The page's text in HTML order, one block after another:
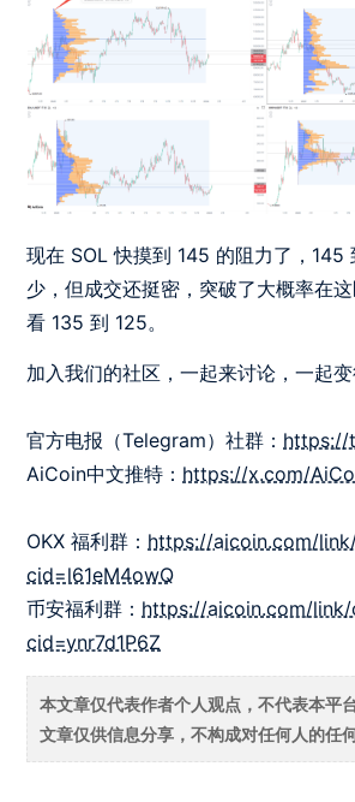
现在 SOL 快摸到 145 的阻力了，145
少，但成交还挺密，突破了大概率在
看 135 到 125。
加入我们的社区，一起来讨论，一起变
官方电报（Telegram）社群： https://
AiCoin中文推特： https://x.com/
OKX 福利群： https://aicoin.com/
cid=l61eM4owQ
币安福利群： https://aicoin.com/link/
cid=ynr7d1P6Z
本文章仅代表作者个人观点，不代表本平
文章仅供信息分享，不构成对任何人的任